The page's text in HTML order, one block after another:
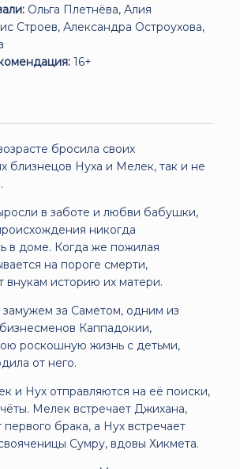
Ольга Плетнёва, Алия
Строев, Александра Остроухова,
16+
бросила своих
близнецов Нуха и Мелек, так и не
в заботе и любви бабушки,
никогда
в доме. Когда же пожилая
на пороге смерти,
внукам историю их матери.
замужем за Саметом, одним из
Каппадокии,
роскошную жизнь с детьми,
от него.
и Нух отправляются на её поиски,
Мелек встречает Джихана,
брака, а Нух встречает
Сумру, вдовы Хикмета.